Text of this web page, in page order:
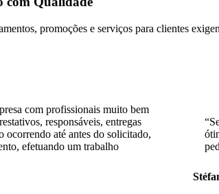
promoções e serviços para clientes
com profissionais muito bem
responsáveis, entregas
ocorrendo até antes do solicitado,
efetuando um trabalho